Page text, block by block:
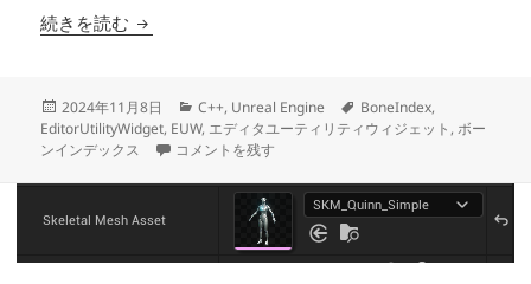
続きを読む 【UE5】ボーンインデックスってどこで見れるの
投
稿
日:
2024年11月8日
カ
テ
ゴ
C++, Unreal Engine
タ
グ
BoneIndex,
EditorUtilityWidget, EUW, エディタユーティリティウィジェット,ボー
ンインデックス
【UE5】ボーンインデックスってどこで見れるの？【
コメントを残す